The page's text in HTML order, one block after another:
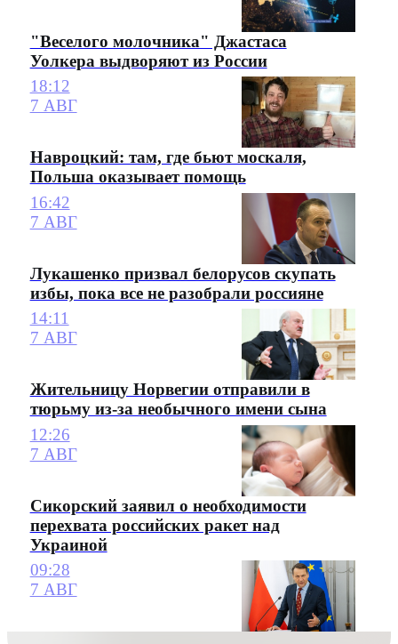
"Веселого молочника" Джастаса
Уолкера выдворяют из России
18:12
7 АВГ
Навроцкий: там, где бьют москаля,
Польша оказывает помощь
16:42
7 АВГ
Лукашенко призвал белорусов скупать
избы, пока все не разобрали россияне
14:11
7 АВГ
Жительницу Норвегии отправили в
тюрьму из-за необычного имени сына
12:26
7 АВГ
Сикорский заявил о необходимости
перехвата российских ракет над
Украиной
09:28
7 АВГ